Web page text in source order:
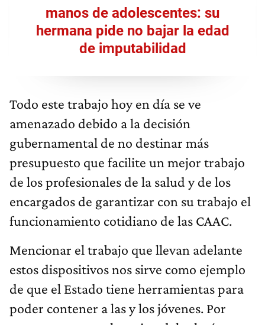
manos de adolescentes: su
hermana pide no bajar la edad
de imputabilidad
Todo este trabajo hoy en día se ve
amenazado debido a la decisión
gubernamental de no destinar más
presupuesto que facilite un mejor trabajo
de los profesionales de la salud y de los
encargados de garantizar con su trabajo el
funcionamiento cotidiano de las CAAC.
Mencionar el trabajo que llevan adelante
estos dispositivos nos sirve como ejemplo
de que el Estado tiene herramientas para
poder contener a las y los jóvenes. Por